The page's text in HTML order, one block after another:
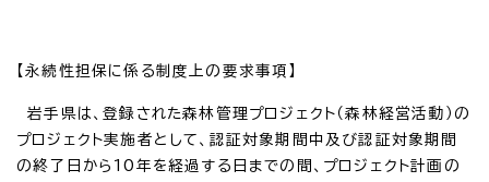
【永続性担保に係る制度上の要求事項】
岩手県は、登録された森林管理プロジェクト（森林経営活動）の
プロジェクト実施者として、認証対象期間中及び認証対象期間
の終了日から10年を経過する日までの間、プロジェクト計画の